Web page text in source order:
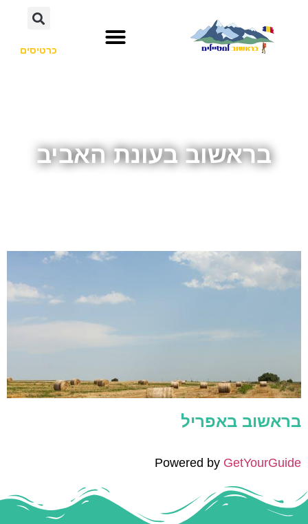
כרטיסים
בראשוב בעונת האביב
בראשוב באפריל
Powered by GetYourGuide